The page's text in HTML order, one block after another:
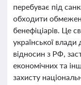
перебуває під
обходити
бенефіціарів. Це
української
відносин з РФ,
економічних та
захисту